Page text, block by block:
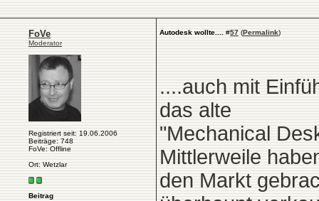
FoVe
Moderator
Registriert seit: 19.06.2006
Beiträge: 748
FoVe: Offline
Ort: Wetzlar
Beitrag
Autodesk wollte.... #57 (Permalink)
....auch mit
das alte
"Mechanical
Mittlerweile
den Markt